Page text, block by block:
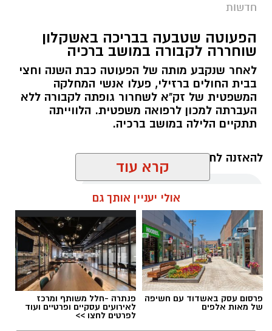
חדשות
הפעוטה שטבעה בבריכה באשקלון
שוחררה לקבורה במושב ברכיה
לאחר שנקבע מותה של הפעוטה כבת השנה וחצי
בבית החולים ברזילי, פעלו אנשי המחלקה
המשפטית של זק"א לשחרור גופתה לקבורה ללא
העברתה למכון לרפואה משפטית. הלווייתה
תתקיים הלילה במושב ברכיה.
להאזנה לתוכן:
אלדה נתנאל / 22:35 06.08.26
קרא עוד
אולי יעניין אותך גם
פרסום עסק באשדוד עם חשיפה
של מאות אלפים
פנתרה -חלל משותף ומרכז
לאירועים עסקיים ופרטיים ועוד
לפרטים לחצו >>